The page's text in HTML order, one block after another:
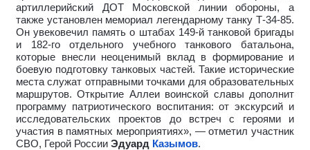
артиллерийский ДОТ Московской линии обороны, а
также установлен мемориал легендарному танку Т-34-85.
Он увековечил память о штабах 149-й танковой бригады
и 182-го отдельного учебного танкового батальона,
которые внесли неоценимый вклад в формирование и
боевую подготовку танковых частей. Такие исторические
места служат отправными точками для образовательных
маршрутов. Открытие Аллеи воинской славы дополнит
программу патриотического воспитания: от экскурсий и
исследовательских проектов до встреч с героями и
участия в памятных мероприятиях», — отметил участник
СВО, Герой России Эдуард Казымов.